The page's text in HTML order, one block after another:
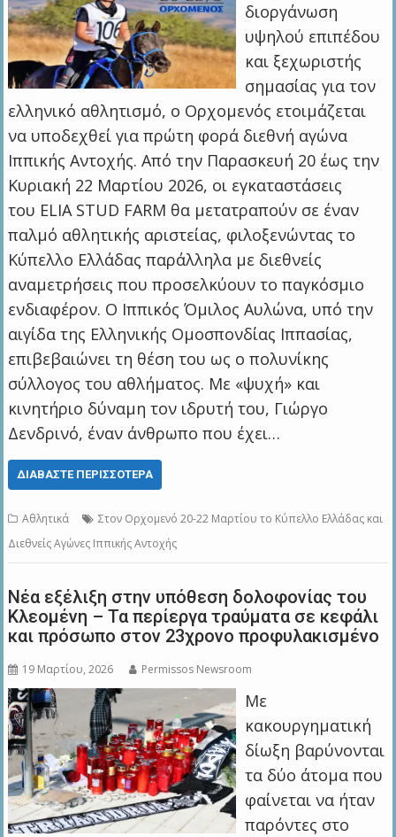
διοργάνωση
υψηλού επιπέδου
και ξεχωριστής
σημασίας για τον
ελληνικό αθλητισμό, ο Ορχομενός ετοιμάζεται
να υποδεχθεί για πρώτη φορά διεθνή αγώνα
Ιππικής Αντοχής. Από την Παρασκευή 20 έως την
Κυριακή 22 Μαρτίου 2026, οι εγκαταστάσεις
του ELIA STUD FARM θα μετατραπούν σε έναν
παλμό αθλητικής αριστείας, φιλοξενώντας το
Κύπελλο Ελλάδας παράλληλα με διεθνείς
αναμετρήσεις που προσελκύουν το παγκόσμιο
ενδιαφέρον. Ο Ιππικός Όμιλος Αυλώνα, υπό την
αιγίδα της Ελληνικής Ομοσπονδίας Ιππασίας,
επιβεβαιώνει τη θέση του ως ο πολυνίκης
σύλλογος του αθλήματος. Με «ψυχή» και
κινητήριο δύναμη τον ιδρυτή του, Γιώργο
Δενδρινό, έναν άνθρωπο που έχει…
ΔΙΑΒΆΣΤΕ ΠΕΡΙΣΣΌΤΕΡΑ
Αθλητικά
Στον Ορχομενό 20-22 Μαρτίου το Κύπελλο Ελλάδας και
Διεθνείς Αγώνες Ιππικής Αντοχής
Νέα εξέλιξη στην υπόθεση δολοφονίας του
Κλεομένη – Τα περίεργα τραύματα σε κεφάλι
και πρόσωπο στον 23χρονο προφυλακισμένο
19 Μαρτίου, 2026 Permissos Newsroom
Με
κακουργηματική
δίωξη βαρύνονται
τα δύο άτομα που
φαίνεται να ήταν
παρόντες στο